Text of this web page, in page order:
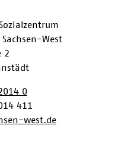
West
2
0
411
west.de